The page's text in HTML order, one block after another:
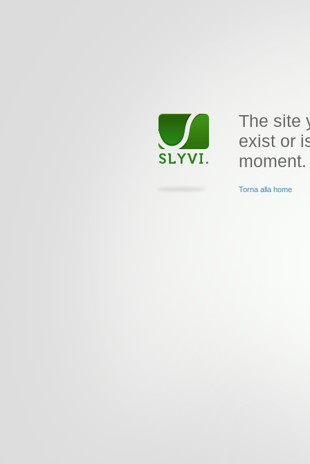
The site
exist or
moment.
Torna alla home